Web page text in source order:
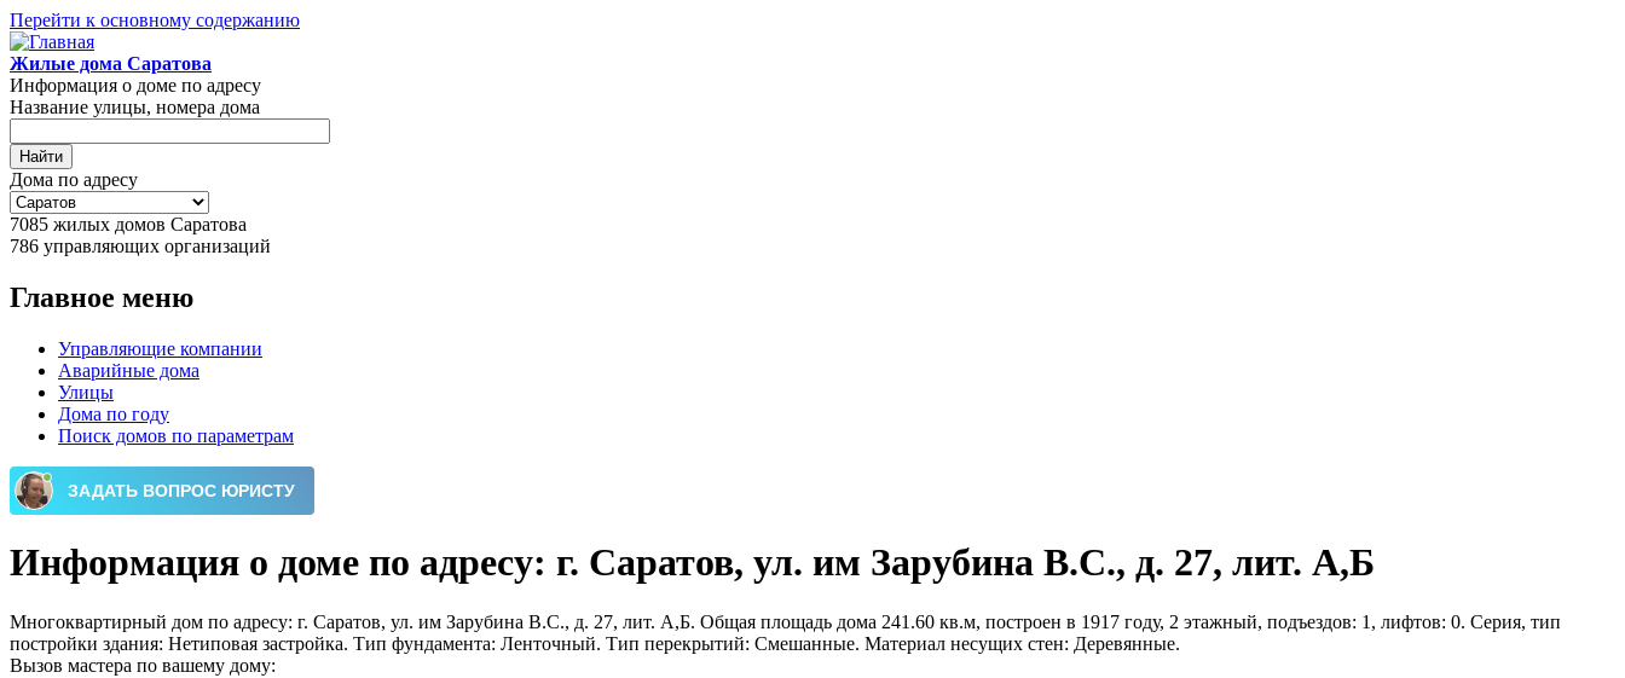
Перейти к основному содержанию
Жилые дома Саратова
Информация о доме по адресу
Название улицы, номера дома
Дома по адресу
7085 жилых домов Саратова
786 управляющих организаций
Главное меню
Управляющие компании
Аварийные дома
Улицы
Дома по году
Поиск домов по параметрам
Информация о доме по адресу: г. Саратов, ул. им Зарубина В.С., д. 27, лит. А,Б
Многоквартирный дом по адресу: г. Саратов, ул. им Зарубина В.С., д. 27, лит. А,Б. Общая площадь дома 241.60 кв.м, построен в 1917 году, 2 этажный, подъездов: 1, лифтов: 0. Серия, тип
постройки здания: Нетиповая застройка. Тип фундамента: Ленточный. Тип перекрытий: Смешанные. Материал несущих стен: Деревянные.
Вызов мастера по вашему дому: